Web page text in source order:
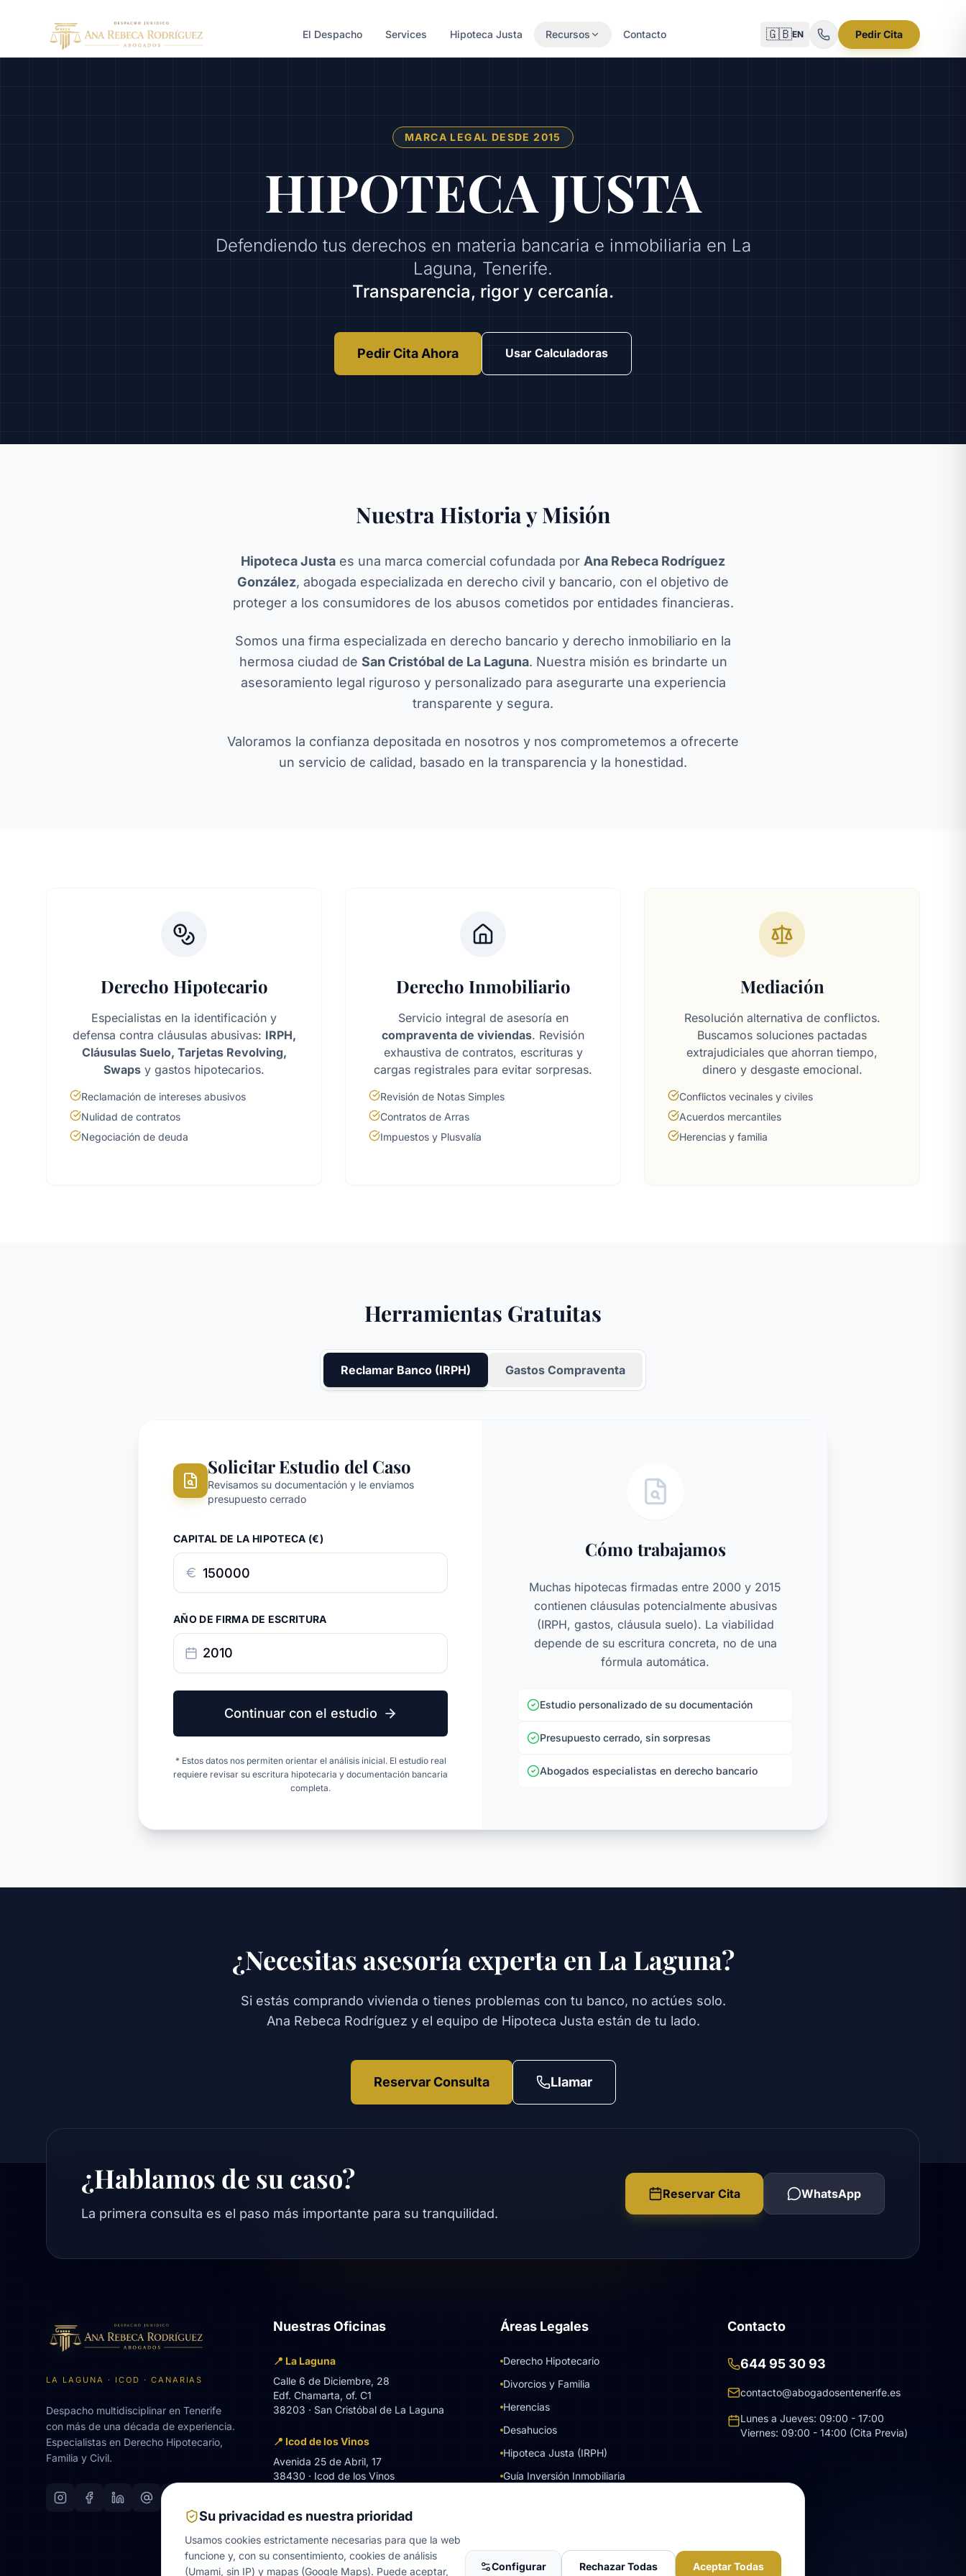
El Despacho Services Hipoteca Justa Recursos Contacto 🇬🇧EN Pedir Cita
MARCA LEGAL DESDE 2015
HIPOTECA JUSTA
Defendiendo tus derechos en materia bancaria e inmobiliaria en La
Laguna, Tenerife.
Transparencia, rigor y cercanía.
Pedir Cita Ahora Usar Calculadoras
Nuestra Historia y Misión
Hipoteca Justa es una marca comercial cofundada por Ana Rebeca Rodríguez
González, abogada especializada en derecho civil y bancario, con el objetivo de
proteger a los consumidores de los abusos cometidos por entidades financieras.
Somos una firma especializada en derecho bancario y derecho inmobiliario en la
hermosa ciudad de San Cristóbal de La Laguna. Nuestra misión es brindarte un
asesoramiento legal riguroso y personalizado para asegurarte una experiencia
transparente y segura.
Valoramos la confianza depositada en nosotros y nos comprometemos a ofrecerte
un servicio de calidad, basado en la transparencia y la honestidad.
Derecho Hipotecario
Especialistas en la identificación y
defensa contra cláusulas abusivas: IRPH,
Cláusulas Suelo, Tarjetas Revolving,
Swaps y gastos hipotecarios.
Reclamación de intereses abusivos
Nulidad de contratos
Negociación de deuda
Derecho Inmobiliario
Servicio integral de asesoría en
compraventa de viviendas. Revisión
exhaustiva de contratos, escrituras y
cargas registrales para evitar sorpresas.
Revisión de Notas Simples
Contratos de Arras
Impuestos y Plusvalía
Mediación
Resolución alternativa de conflictos.
Buscamos soluciones pactadas
extrajudiciales que ahorran tiempo,
dinero y desgaste emocional.
Conflictos vecinales y civiles
Acuerdos mercantiles
Herencias y familia
Herramientas Gratuitas
Reclamar Banco (IRPH) Gastos Compraventa
Solicitar Estudio del Caso
Revisamos su documentación y le enviamos
presupuesto cerrado
CAPITAL DE LA HIPOTECA (€)
AÑO DE FIRMA DE ESCRITURA
Continuar con el estudio
* Estos datos nos permiten orientar el análisis inicial. El estudio real
requiere revisar su escritura hipotecaria y documentación bancaria
completa.
Cómo trabajamos
Muchas hipotecas firmadas entre 2000 y 2015
contienen cláusulas potencialmente abusivas
(IRPH, gastos, cláusula suelo). La viabilidad
depende de su escritura concreta, no de una
fórmula automática.
Estudio personalizado de su documentación
Presupuesto cerrado, sin sorpresas
Abogados especialistas en derecho bancario
¿Necesitas asesoría experta en La Laguna?
Si estás comprando vivienda o tienes problemas con tu banco, no actúes solo.
Ana Rebeca Rodríguez y el equipo de Hipoteca Justa están de tu lado.
Reservar Consulta Llamar
¿Hablamos de su caso?
La primera consulta es el paso más importante para su tranquilidad.
Reservar Cita WhatsApp
LA LAGUNA · ICOD · CANARIAS
Despacho multidisciplinar en Tenerife
con más de una década de experiencia.
Especialistas en Derecho Hipotecario,
Familia y Civil.
Nuestras Oficinas
📍 La Laguna
Calle 6 de Diciembre, 28
Edf. Chamarta, of. C1
38203 · San Cristóbal de La Laguna
📍 Icod de los Vinos
Avenida 25 de Abril, 17
38430 · Icod de los Vinos
Áreas Legales
Derecho Hipotecario
Divorcios y Familia
Herencias
Desahucios
Hipoteca Justa (IRPH)
Guía Inversión Inmobiliaria
Contacto
644 95 30 93
contacto@abogadosentenerife.es
Lunes a Jueves: 09:00 - 17:00
Viernes: 09:00 - 14:00 (Cita Previa)
Su privacidad es nuestra prioridad
Usamos cookies estrictamente necesarias para que la web
funcione y, con su consentimiento, cookies de análisis
(Umami, sin IP) y mapas (Google Maps). Puede aceptar,
Configurar Rechazar Todas Aceptar Todas